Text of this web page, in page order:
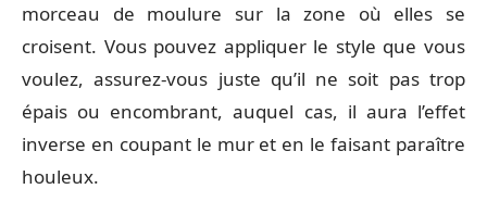
morceau de moulure sur la zone où elles se
croisent. Vous pouvez appliquer le style que vous
voulez, assurez-vous juste qu’il ne soit pas trop
épais ou encombrant, auquel cas, il aura l’effet
inverse en coupant le mur et en le faisant paraître
houleux.